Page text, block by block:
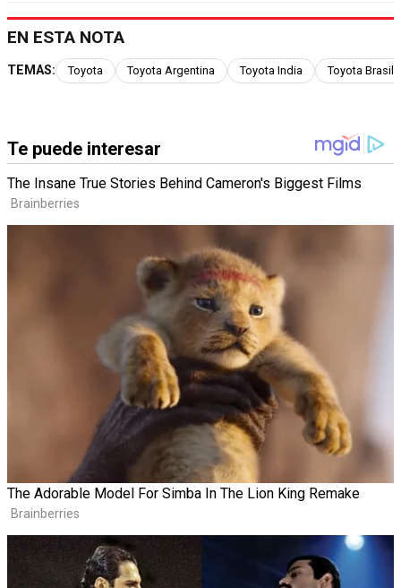
EN ESTA NOTA
TEMAS: Toyota Toyota Argentina Toyota India Toyota Brasil